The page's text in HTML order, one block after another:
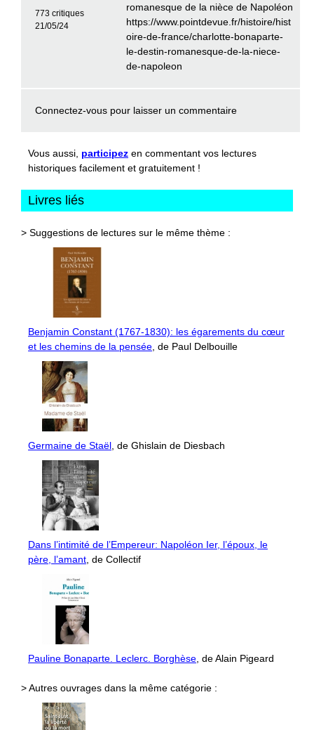
773 critiques
21/05/24
romanesque de la nièce de Napoléon
https://www.pointdevue.fr/histoire/hist
oire-de-france/charlotte-bonaparte-
le-destin-romanesque-de-la-niece-
de-napoleon
Connectez-vous pour laisser un commentaire
Vous aussi, participez en commentant vos lectures
historiques facilement et gratuitement !
Livres liés
> Suggestions de lectures sur le même thème :
Benjamin Constant (1767-1830): les égarements du cœur
et les chemins de la pensée , de Paul Delbouille
Germaine de Staël , de Ghislain de Diesbach
Dans l’intimité de l’Empereur: Napoléon Ier, l’époux, le
père, l’amant , de Collectif
Pauline Bonaparte. Leclerc. Borghèse , de Alain Pigeard
> Autres ouvrages dans la même catégorie :